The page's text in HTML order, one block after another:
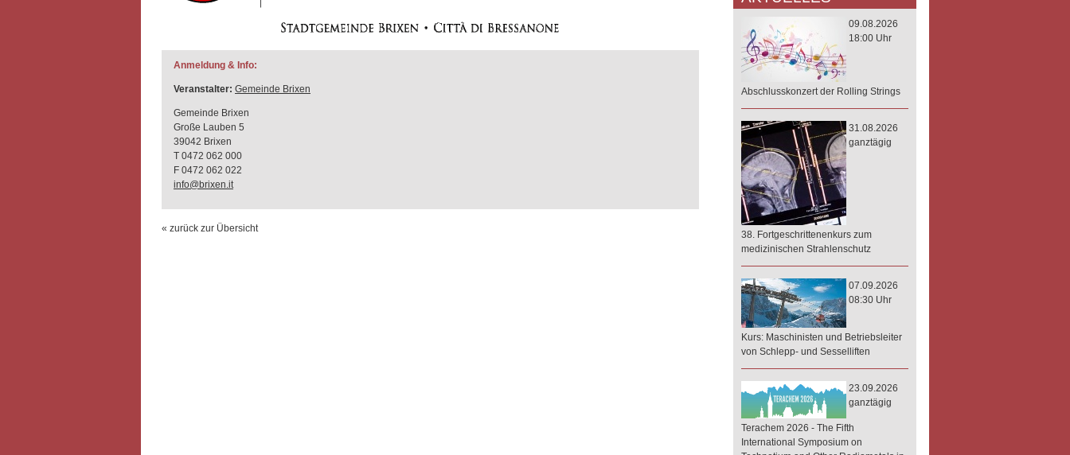
Anmeldung & Info:
Veranstalter: Gemeinde Brixen
Gemeinde Brixen
Große Lauben 5
39042 Brixen
T 0472 062 000
F 0472 062 022
info@brixen.it
« zurück zur Übersicht
09.08.2026
18:00 Uhr
Abschlusskonzert der Rolling Strings
31.08.2026
ganztägig
38. Fortgeschrittenenkurs zum
medizinischen Strahlenschutz
07.09.2026
08:30 Uhr
Kurs: Maschinisten und Betriebsleiter
von Schlepp- und Sesselliften
23.09.2026
ganztägig
Terachem 2026 - The Fifth
International Symposium on